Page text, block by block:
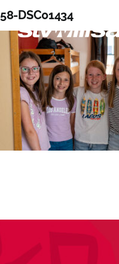
Inhalt
springen
58-DSC01434